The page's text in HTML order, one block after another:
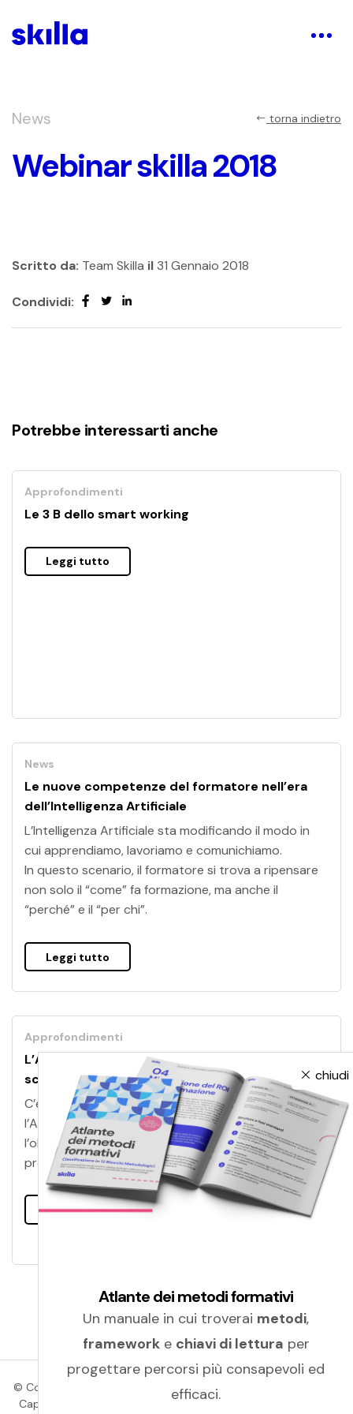
News torna indietro
Webinar skilla 2018
Scritto da: Team Skilla il31 Gennaio 2018
Condividi:
Potrebbe interessarti anche
Approfondimenti
Le 3 B dello smart working
Leggi tutto
News
Le nuove competenze del formatore nell’era
dell’Intelligenza Artificiale
L’Intelligenza Artificiale sta modificando il modo in
cui apprendiamo, lavoriamo e comunichiamo.
In questo scenario, il formatore si trova a ripensare
non solo il “come” fa formazione, ma anche il
“perché” e il “per chi”.
Leggi tutto
Approfondimenti
L’Accademia del Maggio Musicale Fiorentino
sceglie la sicurezza Skilla
C’è una cosa che hanno in comune Skilla e
l’Accademia del Maggio Musicale Fiorentino:
l’obiettivo di garantire la più accurata formazione
professionale.
Leggi tutto
© Copyright 2026 Amicucci Formazione | P.IVA 01405830439 |
Cap. Soc.: Euro 100.000,00 (i.v.) | C.C.I.A.A. (Macerata) | R.E.A.
chiudi
Atlante dei metodi formativi
Un manuale in cui troverai metodi,
frameworke chiavi di lettura per
progettare percorsi più consapevoli ed
efficaci.